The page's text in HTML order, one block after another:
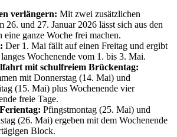
verlängern: Mit zwei zusätzlichen
26. und 27. Januar 2026 lässt sich aus den
eine ganze Woche frei machen.
Der 1. Mai fällt auf einen Freitag und ergibt
Wochenende vom 1. bis 3. Mai.
mit schulfreiem Brückentag:
mit Donnerstag (14. Mai) und
(15. Mai) plus Wochenende vier
freie Tage.
Pfingstmontag (25. Mai) und
(26. Mai) ergeben mit dem Wochenende
Block.